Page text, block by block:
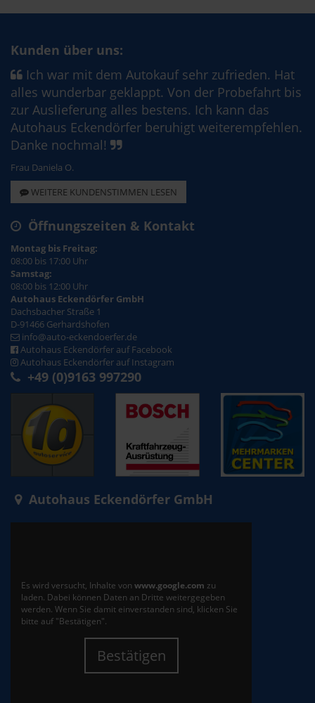
Kunden über uns:
Ich war mit dem Autokauf sehr zufrieden. Hat
alles wunderbar geklappt. Von der Probefahrt bis
zur Auslieferung alles bestens. Ich kann das
Autohaus Eckendörfer beruhigt weiterempfehlen.
Danke nochmal!
Frau Daniela O.
WEITERE KUNDENSTIMMEN LESEN
Öffnungszeiten & Kontakt
Montag bis Freitag:
08:00 bis 17:00 Uhr
Samstag:
08:00 bis 12:00 Uhr
Autohaus Eckendörfer GmbH
Dachsbacher Straße 1
D-91466 Gerhardshofen
info@auto-eckendoerfer.de
Autohaus Eckendörfer auf Facebook
Autohaus Eckendörfer auf Instagram
+49 (0)9163 997290
Autohaus Eckendörfer GmbH
Es wird versucht, Inhalte von www.google.com zu
laden. Dabei können Daten an Dritte weitergegeben
werden. Wenn Sie damit einverstanden sind, klicken Sie
bitte auf "Bestätigen".
Bestätigen